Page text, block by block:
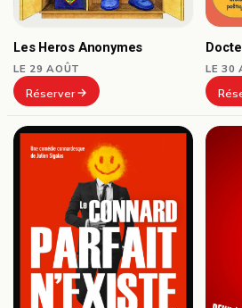
Les Heros Anonymes
LE 29 AOÛT
Réserver
LE 30